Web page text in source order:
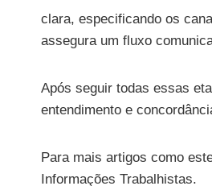
clara, especificando os
assegura um fluxo
Após seguir todas essas
entendimento e
Para mais artigos como
Informações Trabalhistas.